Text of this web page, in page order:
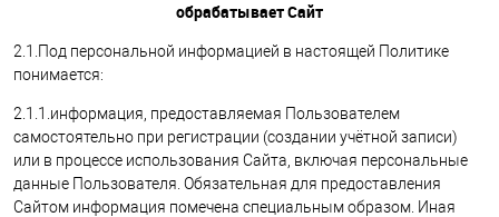
обрабатывает Сайт
2.1.Под персональной информацией в настоящей Политике
понимается:
2.1.1.информация, предоставляемая Пользователем
самостоятельно при регистрации (создании учётной записи)
или в процессе использования Сайта, включая персональные
данные Пользователя. Обязательная для предоставления
Сайтом информация помечена специальным образом. Иная